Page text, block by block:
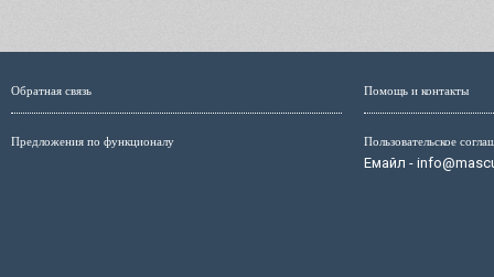
Обратная связь
Предложения по функционалу
Помощь и контакты
Пользовательское
Емайл -